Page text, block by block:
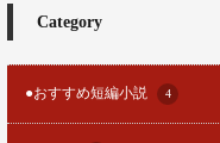
Category
●おすすめ短編小説 4